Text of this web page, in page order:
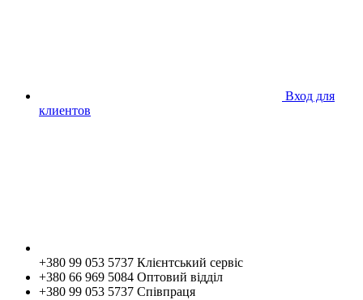
Вход для
клиентов
+380 99 053 5737 Клієнтський сервіс
+380 66 969 5084 Оптовий відділ
+380 99 053 5737 Співпраця